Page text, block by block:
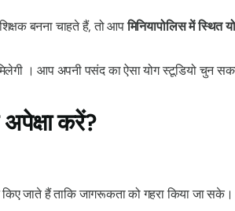
बनना चाहते हैं, तो आपमिनियापोलिस में स्थित
। आप अपनी पसंद का ऐसा योग स्टूडियो चुन
अपेक्षा करें?
जाते हैं ताकि जागरूकता को गहरा किया जा सके।